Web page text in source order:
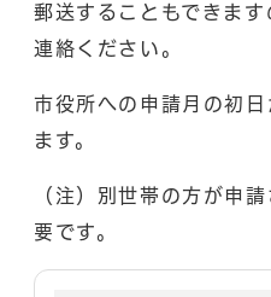
郵送することもできま
連絡ください。
市役所への申請月の初
ます。
（注）別世帯の方が申
要です。